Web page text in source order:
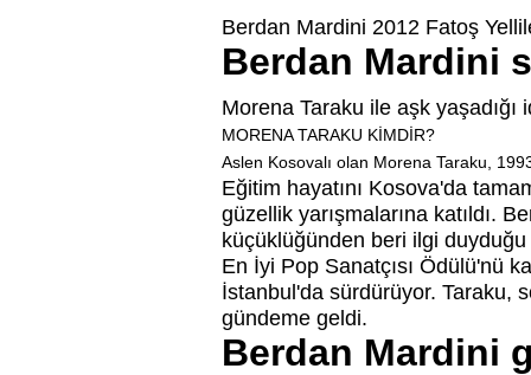
Berdan Mardini 2012 Fatoş
Berdan Mardini
Morena Taraku ile aşk yaşadığı
MORENA TARAKU KİMDİR?
Aslen Kosovalı olan Morena Taraku,
Eğitim hayatını Kosova'da
güzellik yarışmalarına katıldı.
küçüklüğünden beri ilgi duyduğu
En İyi Pop Sanatçısı Ödülü'nü
İstanbul'da sürdürüyor. Taraku,
gündeme geldi.
Berdan Mardini